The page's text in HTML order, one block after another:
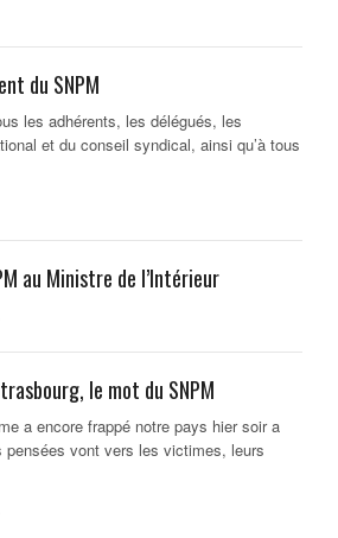
du SNPM
les adhérents, les délégués, les
et du conseil syndical, ainsi qu’à tous
au Ministre de l’Intérieur
le mot du SNPM
a encore frappé notre pays hier soir a
pensées vont vers les victimes, leurs